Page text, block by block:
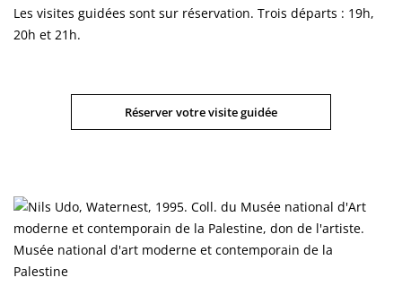
Les visites guidées sont sur réservation. Trois départs : 19h,
20h et 21h.
Réserver votre visite guidée
Musée national d'art moderne et contemporain de la
Palestine